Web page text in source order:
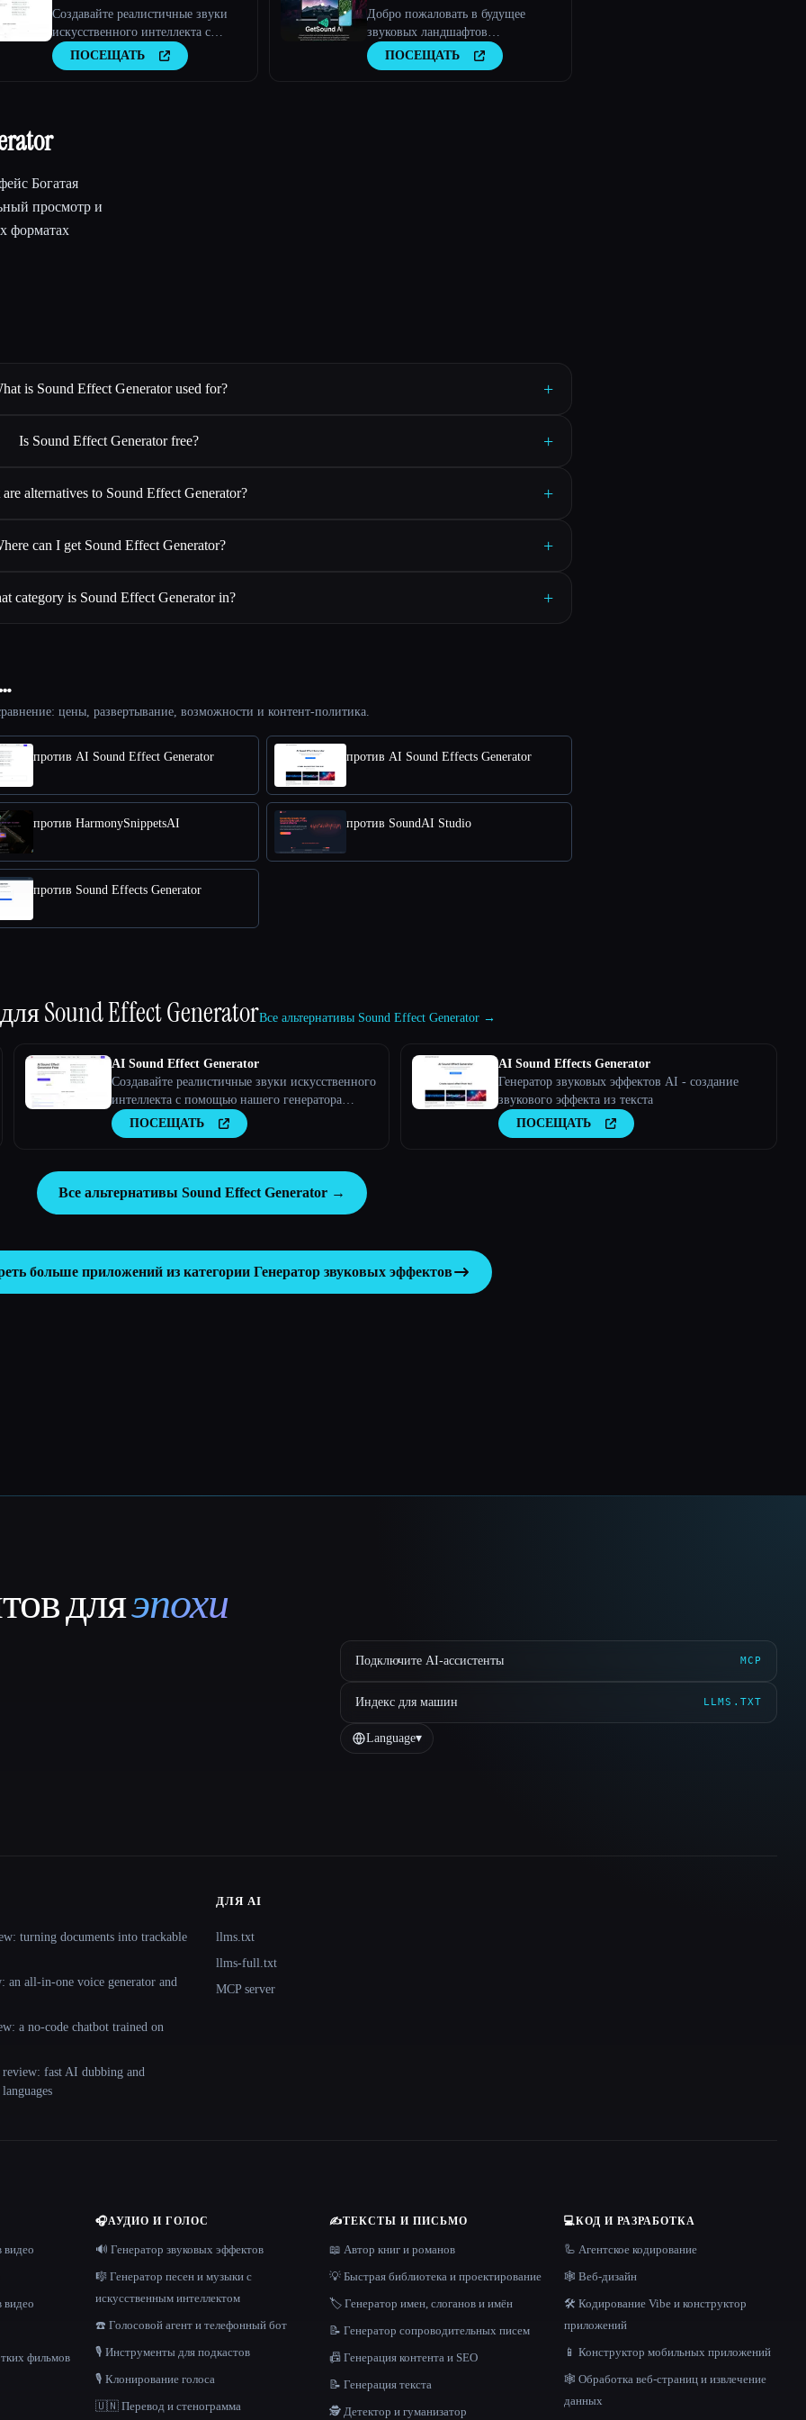
Создавайте реалистичные звуки
искусственного интеллекта с
помощью нашего генератора
звуковых эффектов AI.
ПОСЕЩАТЬ
Добро пожаловать в будущее
звуковых ландшафтов
гостеприимства AI.
ПОСЕЩАТЬ
Богатая
просмотр и
форматах
is Sound Effect Generator used for? +
Is Sound Effect Generator free? +
alternatives to Sound Effect Generator? +
can I get Sound Effect Generator? +
category is Sound Effect Generator in? +
цены, развертывание, возможности и контент-политика.
против AI Sound Effect Generator против AI Sound Effects Generator
против HarmonySnippetsAI против SoundAI Studio
против Sound Effects Generator
Sound Effect GeneratorВсе альтернативы Sound Effect Generator →
AI Sound Effect Generator
Создавайте реалистичные звуки искусственного
интеллекта с помощью нашего генератора
звуковых эффектов AI.
ПОСЕЩАТЬ
AI Sound Effects Generator
Генератор звуковых эффектов AI - создание
звукового эффекта из текста
ПОСЕЩАТЬ
Все альтернативы Sound Effect Generator →
больше приложений из категории Генератор звуковых эффектов
дляэпохи
Подключите AI-ассистенты MCP
Индекс для машин LLMS.TXT
Language▾
turning documents into trackable
an all-in-one voice generator and
a no-code chatbot trained on
fast AI dubbing and
ДЛЯ AI
llms.txt
llms-full.txt
MCP server
видео
видео
фильмов
🎧АУДИО И ГОЛОС
🔊 Генератор звуковых эффектов
🎼 Генератор песен и музыки с
искусственным интеллектом
☎️ Голосовой агент и телефонный бот
🎙️ Инструменты для подкастов
🎙️ Клонирование голоса
🇺🇳 Перевод и стенограмма
✍️ТЕКСТЫ И ПИСЬМО
📖 Автор книг и романов
💡 Быстрая библиотека и проектирование
🏷️ Генератор имен, слоганов и имён
📝 Генератор сопроводительных писем
📠 Генерация контента и SEO
📝 Генерация текста
🕵️ Детектор и гуманизатор
💻КОД И РАЗРАБОТКА
🦾 Агентское кодирование
🕸 Веб-дизайн
🛠️ Кодирование Vibe и конструктор
приложений
📱 Конструктор мобильных приложений
🕸️ Обработка веб-страниц и извлечение
данных